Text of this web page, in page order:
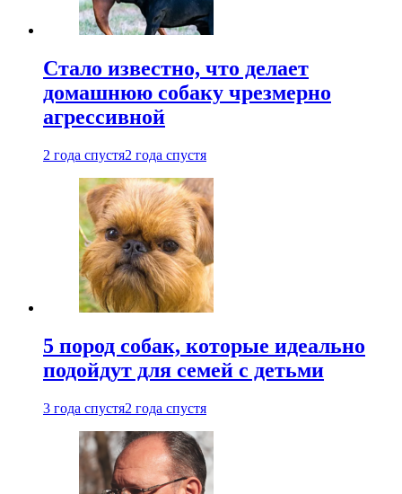
Стало известно, что делает
домашнюю собаку чрезмерно
агрессивной
2 года спустя2 года спустя
5 пород собак, которые идеально
подойдут для семей с детьми
3 года спустя2 года спустя